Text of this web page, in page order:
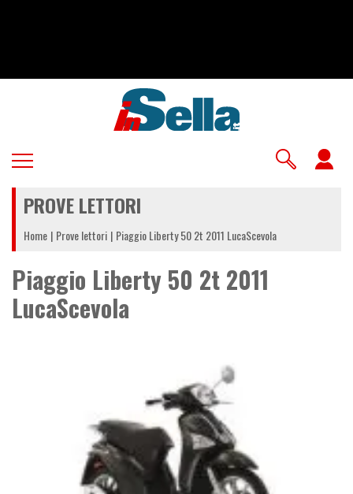
PROVE LETTORI
Home Prove lettori Piaggio Liberty 50 2t 2011 LucaScevola
Piaggio Liberty 50 2t 2011
LucaScevola